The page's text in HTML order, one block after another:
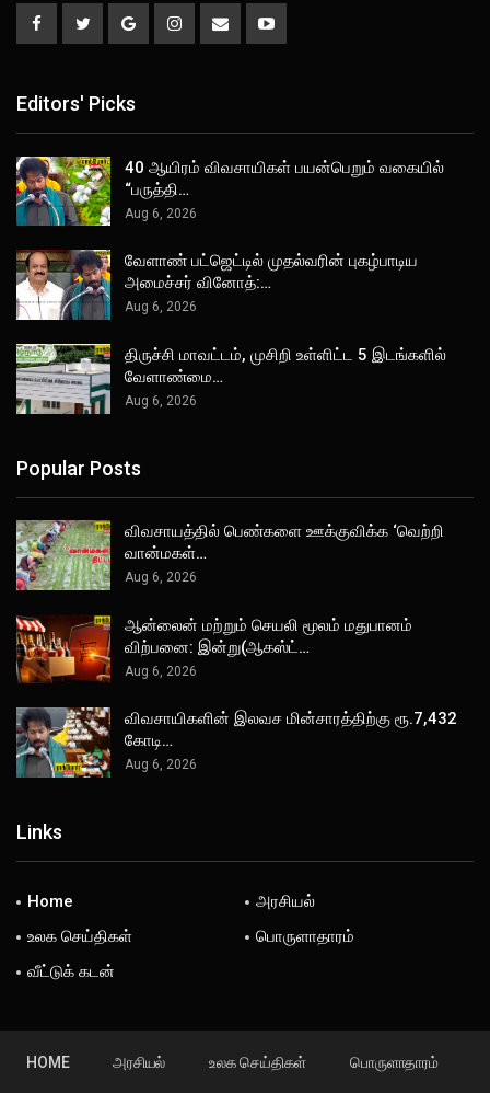
Editors' Picks
40 ஆயிரம் விவசாயிகள் பயன்பெறும் வகையில்
“பருத்தி…
Aug 6, 2026
வேளாண் பட்ஜெட்டில் முதல்வரின் புகழ்பாடிய
அமைச்சர் வினோத்:…
Aug 6, 2026
திருச்சி மாவட்டம், முசிறி உள்ளிட்ட 5 இடங்களில்
வேளாண்மை…
Aug 6, 2026
Popular Posts
விவசாயத்தில் பெண்களை ஊக்குவிக்க ‘வெற்றி
வான்மகள்…
Aug 6, 2026
ஆன்லைன் மற்றும் செயலி மூலம் மதுபானம்
விற்பனை: இன்று(ஆகஸ்ட்…
Aug 6, 2026
விவசாயிகளின் இலவச மின்சாரத்திற்கு ரூ.7,432
கோடி…
Aug 6, 2026
Links
Home
அரசியல்
உலக செய்திகள்
பொருளாதாரம்
வீட்டுக் கடன்
HOME அரசியல் உலக செய்திகள் பொருளாதாரம்